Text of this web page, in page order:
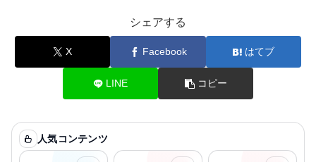
シェアする
X Facebook はてブ
LINE コピー
人気コンテンツ